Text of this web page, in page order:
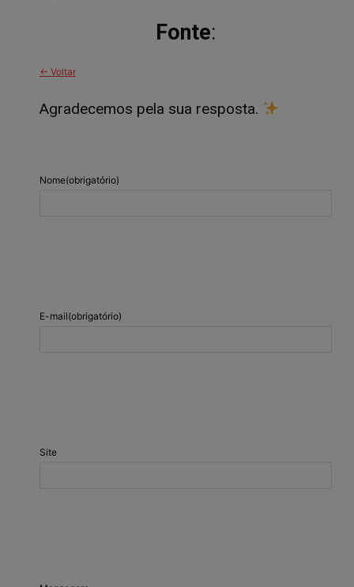
Fonte:
← Voltar
Agradecemos pela sua resposta.
Nome(obrigatório)
E-mail(obrigatório)
Site